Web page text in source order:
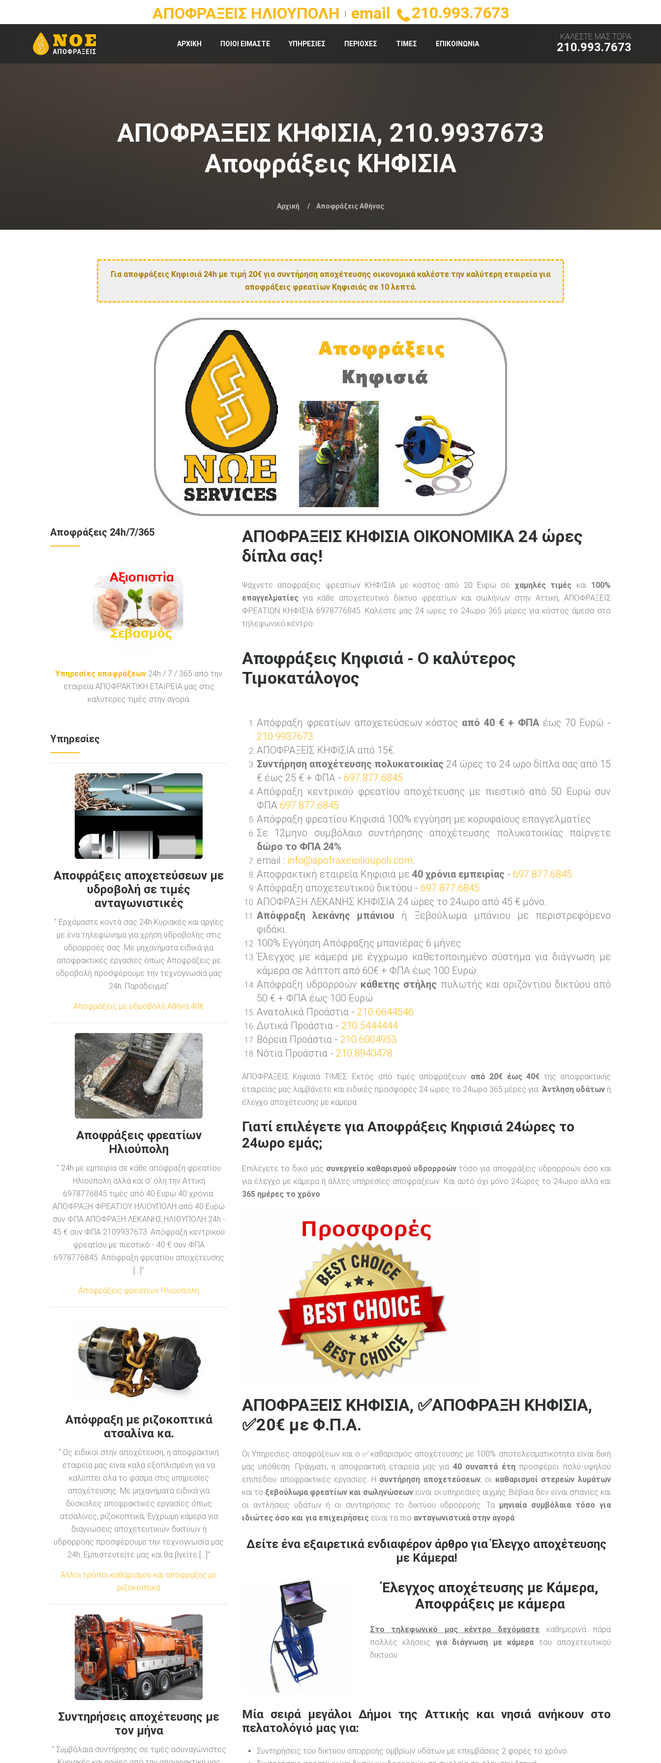
ΑΠΟΦΡΑΞΕΙΣ ΗΛΙΟΥΠΟΛΗ email 210.993.7673
ΑΡΧΙΚΗ ΠΟΙΟΙ ΕΙΜΑΣΤΕ ΥΠΗΡΕΣΙΕΣ ΠΕΡΙΟΧΕΣ ΤΙΜΕΣ ΕΠΙΚΟΙΝΩΝΙΑ
ΚΑΛΕΣΤΕ ΜΑΣ ΤΩΡΑ
210.993.7673
ΑΠΟΦΡΑΞΕΙΣ ΚΗΦΙΣΙΑ, 210.9937673
Αποφράξεις ΚΗΦΙΣΙΑ
Αρχική Αποφράξεις Αθήνας
Για αποφράξεις Κηφισιά 24h με τιμή 20€ για συντήρηση αποχέτευσης οικονομικά καλέστε την καλύτερη εταιρεία για
αποφράξεις φρεατίων Κηφισιάς σε 10 λεπτά.
ΑΠΟΦΡΑΞΕΙΣ ΚΗΦΙΣΙΑ ΟΙΚΟΝΟΜΙΚΑ 24 ώρες
δίπλα σας!
Ψάχνετε αποφράξεις φρεατίων ΚΗΦΙΣΙΑ με κόστος από 20 Ευρώ σε χαμηλές τιμές και 100%
επαγγελματίες για κάθε αποχετευτικό δίκτυο φρεατίων και σωλήνων στην Αττική; ΑΠΟΦΡΑΞΕΙΣ
ΦΡΕΑΤΙΩΝ ΚΗΦΙΣΙΑ 6978776845. Καλέστε μας 24 ώρες το 24ωρο 365 μέρες για κόστος άμεσα στο
τηλεφωνικό κέντρο.
Αποφράξεις Κηφισιά - Ο καλύτερος
Τιμοκατάλογος
Απόφραξη φρεατίων αποχετεύσεων κόστος από 40 € + ΦΠΑέως 70 Ευρώ -
210.9937673
ΑΠΟΦΡΑΞΕΙΣ ΚΗΦΙΣΙΑ από 15€.
Συντήρηση αποχέτευσης πολυκατοικίας 24 ώρες το 24 ωρο δίπλα σας από 15
€ έως 25 € + ΦΠΑ - 697.877.6845
Απόφραξη κεντρικού φρεατίου αποχέτευσης με πιεστικό από 50 Ευρώ συν
ΦΠΑ 697.877.6845
Απόφραξη φρεατίου Κηφισιά 100% εγγύηση με κορυφαίους επαγγελματίες
Σε 12μηνο συμβόλαιο συντήρησης αποχέτευσης πολυκατοικίας παίρνετε
δώρο το ΦΠΑ 24%
email : info@apofraxeisilioupoli.com.
Αποφρακτική εταιρεία Κηφισιά με 40 χρόνια εμπειρίας - 697.877.6845
Απόφραξη αποχετευτικού δικτύου - 697.877.6845
ΑΠΟΦΡΑΞΗ ΛΕΚΑΝΗΣ ΚΗΦΙΣΙΑ 24 ώρες το 24ωρο από 45 € μόνο.
Απόφραξη λεκάνης μπάνιου ή Ξεβούλωμα μπάνιου με περιστρεφόμενο
φιδάκι.
100% Εγγύηση Απόφραξης μπανιέρας 6 μήνες
Έλεγχος με κάμερα με έγχρωμο καθετοποιημένο σύστημα για διάγνωση με
κάμερα σε λάπτοπ από 60€ + ΦΠΑ έως 100 Ευρώ
Απόφραξη υδρορροών κάθετης στήλης πυλωτής και οριζόντιου δικτύου από
50 € + ΦΠΑ έως 100 Ευρώ
Ανατολικά Προάστια - 210.6644546
Δυτικά Προάστια - 210.5444444
Βόρεια Προάστια - 210.6004953
Νότια Προάστια - 210.8940478
ΑΠΟΦΡΑΞΕΙΣ Κηφισιά ΤΙΜΕΣ: Εκτός από τιμές αποφράξεων από 20€ έως 40€ της αποφρακτικής
εταιρείας μας λαμβάνετε και ειδικές προσφορές 24 ώρες το 24ωρο 365 μέρες για: Άντληση υδάτωνή
έλεγχο αποχέτευσης με κάμερα.
Γιατί επιλέγετε για Αποφράξεις Κηφισιά 24ώρες το
24ωρο εμάς;
Επιλέγετε το δικό μας συνεργείο καθαρισμού υδρορροών τόσο για αποφράξεις υδρορροών όσο και
για έλεγχο με κάμερα ή άλλες υπηρεσίες αποφράξεων. Και αυτό όχι μόνο 24ώρες το 24ωρο αλλά και
365 ημέρες το χρόνο
ΑΠΟΦΡΑΞΕΙΣ ΚΗΦΙΣΙΑ, ✅ΑΠΟΦΡΑΞΗ ΚΗΦΙΣΙΑ,
✅20€ με Φ.Π.Α.
Οι Υπηρεσίες αποφράξεων και ο ✅καθαρισμός αποχέτευσης με 100% αποτελεσματικότητα είναι δική
μας υπόθεση. Πράγματι, η αποφρακτική εταιρεία μας για 40 συναπτά έτηπροσφέρει πολύ υψηλού
επιπέδου αποφρακτικές εργασίες. Η συντήρηση αποχετεύσεων, οι καθαρισμοί στερεών λυμάτων
και το ξεβούλωμα φρεατίων και σωληνώσεων είναι οι υπηρεσίες αιχμής. Βέβαια δεν είναι σπάνιες και
οι αντλήσεις υδάτων ή οι συντηρήσεις το δικτύου υδρορροής. Τα μηνιαία συμβόλαια τόσο για
ιδιώτες όσο και για επιχειρήσεις είναι τα πιο ανταγωνιστικά στην αγορά.
Δείτε ένα εξαιρετικά ενδιαφέρον άρθρο για Έλεγχο αποχέτευσης
με Κάμερα!
Έλεγχος αποχέτευσης με Κάμερα,
Αποφράξεις με κάμερα
Στο τηλεφωνικό μας κέντρο δεχόμαστε καθημερινά πάρα
πολλές κλήσεις για διάγνωση με κάμερα του αποχετευτικού
δικτύου.
Μία σειρά μεγάλοι Δήμοι της Αττικής και νησιά ανήκουν στο
πελατολόγιό μας για:
Συντηρήσεις του δικτύου απορροής ομβρίων υδάτων με επεμβάσεις 2 φορές το χρόνο.
Αποφράξεις 24h/7/365
Υπηρεσίες αποφράξεων 24h / 7 / 365 από την
εταιρεία ΑΠΟΦΡΑΚΤΙΚΗ ΕΤΑΙΡΕΙΑ μας στις
καλύτερες τιμές στην αγορά.
Υπηρεσίες
Αποφράξεις αποχετεύσεων με
υδροβολή σε τιμές
ανταγωνιστικές
" Ερχόμαστε κοντά σας 24h Κυριακές και αργίες
με ένα τηλεφώνημα για χρήση υδροβολής στις
υδρορροές σας. Με μηχανήματα ειδικά για
αποφρακτικές εργασίες όπως Αποφράξεις με
υδροβολή προσφέρουμε την τεχνογνωσία μας
24h. Παράδειγμα"
Αποφράξεις με υδροβολή Αθήνα 40€
Αποφράξεις φρεατίων
Ηλιούπολη
" 24h με εμπειρία σε κάθε απόφραξη φρεατίου
Ηλιούπολη αλλά και σ' όλη την Αττική
6978776845 τιμές από 40 Ευρώ 40 χρόνια.
ΑΠΟΦΡΑΞΗ ΦΡΕΑΤΙΟΥ ΗΛΙΟΥΠΟΛΗ από 40 Ευρώ
συν ΦΠΑ ΑΠΟΦΡΑΞΗ ΛΕΚΑΝΗΣ ΗΛΙΟΥΠΟΛΗ 24h -
45 € συν ΦΠΑ 2109937673. Απόφραξη κεντρικού
φρεατίου με πιεστικό - 40 € συν ΦΠΑ
6978776845. Απόφραξη φρεατίου αποχέτευσης
[...]"
Αποφράξεις φρεατίων Ηλιούπολη
Απόφραξη με ριζοκοπτικά
ατσαλίνα κα.
" Ως ειδικοί στην αποχέτευση, η αποφρακτική
εταιρεία μας είναι καλά εξοπλισμένη για να
καλύπτει όλα το φάσμα στις υπηρεσίες
αποχέτευσης. Με μηχανήματα ειδικά για
δύσκολες αποφρακτικές εργασίες όπως
ατσαλίνες, ριζοκοπτικά, Έγχρωμη κάμερα για
διαγνώσεις αποχετευτικών δικτύων ή
υδρορροής προσφέρουμε την τεχνογνωσία μας
24h. Εμπιστευτείτε μας και θα βγείτε [...]"
Άλλοι τρόποι καθαρισμού και απόφραξης με
ριζοκοπτικά
Συντηρήσεις αποχέτευσης με
τον μήνα
" Συμβόλαια συντήρησης σε τιμές ασυναγώνιστες